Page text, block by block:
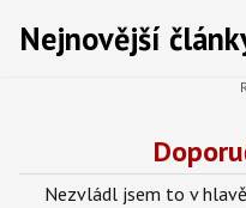
Nejnovější
Nezvládl jsem to v